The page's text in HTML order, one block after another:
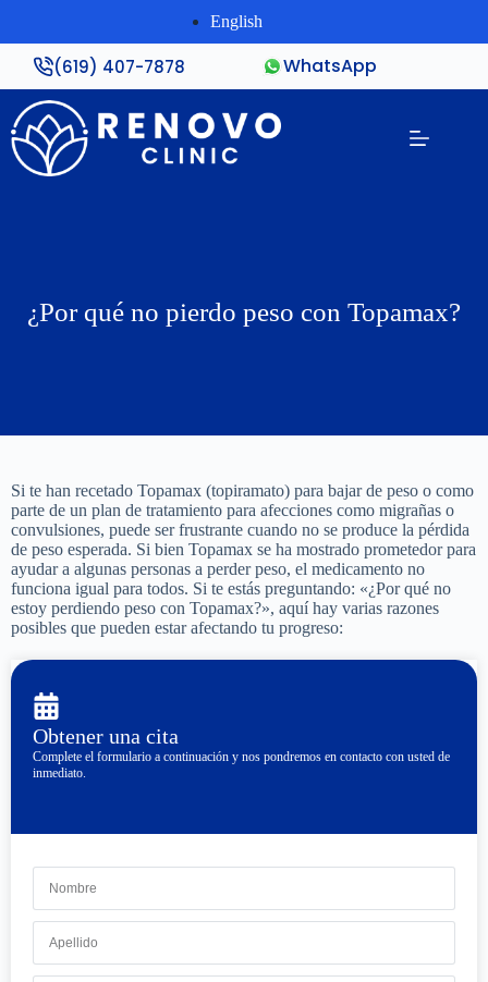
English
(619) 407-7878 WhatsApp
¿Por qué no pierdo peso con Topamax?
Si te han recetado Topamax (topiramato) para bajar de peso o como
parte de un plan de tratamiento para afecciones como migrañas o
convulsiones, puede ser frustrante cuando no se produce la pérdida
de peso esperada. Si bien Topamax se ha mostrado prometedor para
ayudar a algunas personas a perder peso, el medicamento no
funciona igual para todos. Si te estás preguntando: «¿Por qué no
estoy perdiendo peso con Topamax?», aquí hay varias razones
posibles que pueden estar afectando tu progreso:
Obtener una cita
Complete el formulario a continuación y nos pondremos en contacto con usted de
inmediato.